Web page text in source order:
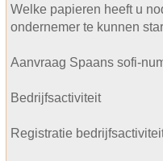
Welke papieren heeft u
ondernemer te kunnen
Aanvraag Spaans sofi-
Bedrijfsactiviteit
Registratie